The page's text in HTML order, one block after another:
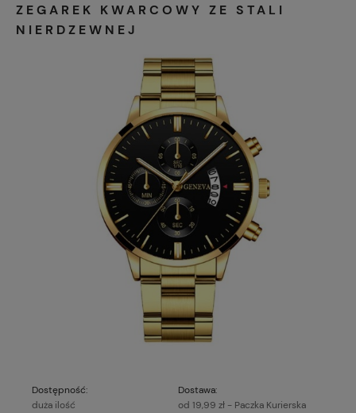
ZEGAREK KWARCOWY ZE STALI
NIERDZEWNEJ
Dostępność:
duża ilość
Dostawa:
od 19,99 zł - Paczka Kurierska